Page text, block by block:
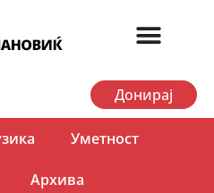
Донирај
Уметност
Архива